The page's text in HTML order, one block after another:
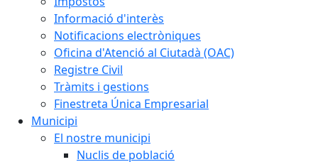
Informació d'interès
Notificacions electròniques
Oficina d'Atenció al Ciutadà (OAC)
Registre Civil
Tràmits i gestions
Finestreta Única Empresarial
Municipi
El nostre municipi
Nuclis de població